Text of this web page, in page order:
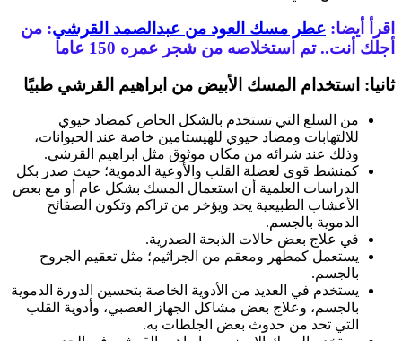
اقرأ أيضا: عطر مسك العود من عبدالصمد القرشي: من
أجلك أنت.. تم استخلاصه من شجر عمره 150 عاما
ثانيا: استخدام المسك الأبيض من ابراهيم القرشي طبيًا
من السلع التي تستخدم بالشكل الخاص كمضاد حيوي
للالتهابات ومضاد حيوي للهيستامين خاصة عند الحيوانات،
وذلك عند شرائه من مكان موثوق مثل ابراهيم القرشي.
كمنشط قوي لعضلة القلب والأوعية الدموية؛ حيث صدر بكل
الدراسات العلمية أن استعمال المسك بشكل عام أو مع بعض
الأعشاب الطبيعية يحد ويؤخر من تراكم وتكون الصفائح
الدموية بالجسم.
في علاج بعض حالات الذبحة الصدرية.
يستعمل كمطهر ومعقم من الجراثيم؛ مثل تعقيم الجروح
بالجسم.
يستخدم في العديد من الأدوية الخاصة بتحسين الدورة الدموية
بالجسم، وعلاج بعض مشاكل الجهاز العصبي، وأدوية القلب
التي تحد من حدوث بعض الجلطات به.